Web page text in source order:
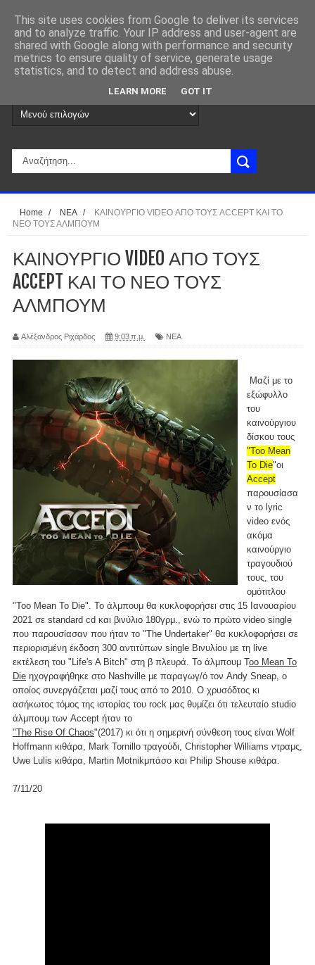
Home / ΝΕΑ /
ΚΑΙΝΟΥΡΓΙΟ VIDEO ΑΠΟ ΤΟΥΣ ACCEPT ΚΑΙ ΤΟ
ΝΕΟ ΤΟΥΣ ΑΛΜΠΟΥΜ
ΚΑΙΝΟΥΡΓΙΟ VIDEO ΑΠΟ ΤΟΥΣ
ACCEPT ΚΑΙ ΤΟ ΝΕΟ ΤΟΥΣ
ΑΛΜΠΟΥΜ
Αλέξανδρος Ριχάρδος 9:03 π.μ. ΝΕΑ
Μαζί με το
εξώφυλλο
του
καινούργιου
δίσκου τους
"Too Mean
To Die"οι
Accept
παρουσίασα
ν το lyric
video ενός
ακόμα
καινούργιο
τραγουδιού
τους, του
ομότιτλου
"Too Mean To Die". Το άλμπουμ θα κυκλοφορήσει στις 15 Ιανουαρίου
2021 σε standard cd και βινύλιο 180γρμ., ενώ το πρώτο video single
που παρουσίασαν που ήταν το "The Undertaker" θα κυκλοφορήσει σε
περιορισμένη έκδοση 300 αντιτύπων single Βινυλίου με τη live
εκτέλεση του "Life's A Bitch" στη β πλευρά. Το άλμπουμ Too Mean To
Die ηχογραφήθηκε στο Nashville με παραγωγ/ό τον Andy Sneap, ο
οποίος συνεργάζεται μαζί τους από το 2010. Ο χρυσόδτος κι
ασήκωτος τόμος της ιστορίας του rock μας θυμίζει ότι τελευταίο studio
άλμπουμ των Accept ήταν το
"The Rise Of Chaos"(2017) κι ότι η σημερινή σύνθεση τους είναι Wolf
Hoffmann κιθάρα, Mark Tornillo τραγούδι, Christopher Williams ντραμς,
Uwe Lulis κιθάρα, Martin Motnikμπάσο και Philip Shouse κιθάρα.
7/11/20
This site uses cookies from Google to deliver its services
and to analyze traffic. Your IP address and user-agent are
shared with Google along with performance and security
metrics to ensure quality of service, generate usage
statistics, and to detect and address abuse.
LEARN MORE GOT IT